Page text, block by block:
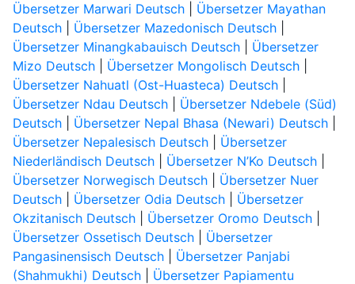
Übersetzer Marwari Deutsch| Übersetzer Mayathan
Deutsch| Übersetzer Mazedonisch Deutsch|
Übersetzer Minangkabauisch Deutsch| Übersetzer
Mizo Deutsch| Übersetzer Mongolisch Deutsch|
Übersetzer Nahuatl (Ost-Huasteca) Deutsch|
Übersetzer Ndau Deutsch| Übersetzer Ndebele (Süd)
Deutsch| Übersetzer Nepal Bhasa (Newari) Deutsch|
Übersetzer Nepalesisch Deutsch| Übersetzer
Niederländisch Deutsch| Übersetzer N’Ko Deutsch|
Übersetzer Norwegisch Deutsch| Übersetzer Nuer
Deutsch| Übersetzer Odia Deutsch| Übersetzer
Okzitanisch Deutsch| Übersetzer Oromo Deutsch|
Übersetzer Ossetisch Deutsch| Übersetzer
Pangasinensisch Deutsch| Übersetzer Panjabi
(Shahmukhi) Deutsch| Übersetzer Papiamentu